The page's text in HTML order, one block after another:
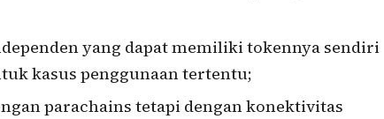
yang dapat memiliki tokennya sendiri
kasus penggunaan tertentu;
parachains tetapi dengan konektivitas